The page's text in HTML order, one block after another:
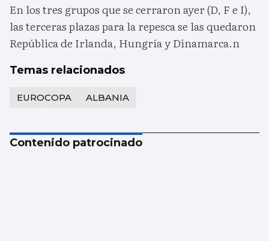
En los tres grupos que se cerraron ayer (D, F e I),
las terceras plazas para la repesca se las quedaron
República de Irlanda, Hungría y Dinamarca.n
Temas relacionados
EUROCOPA ALBANIA
Contenido patrocinado